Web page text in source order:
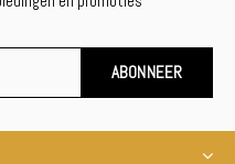
ABONNEER